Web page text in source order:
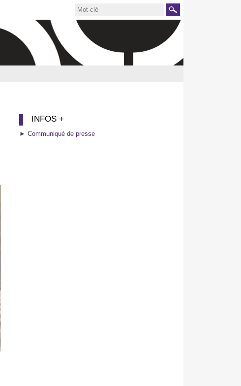
Rechercher
INFOS +
►Communiqué de presse